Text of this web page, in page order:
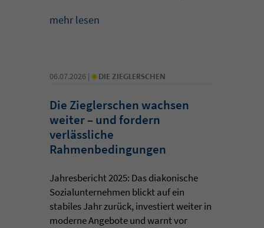
mehr lesen
06.07.2026 | • DIE ZIEGLERSCHEN
Die Zieglerschen wachsen
weiter – und fordern
verlässliche
Rahmenbedingungen
Jahresbericht 2025: Das diakonische
Sozialunternehmen blickt auf ein
stabiles Jahr zurück, investiert weiter in
moderne Angebote und warnt vor